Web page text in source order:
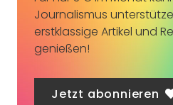
Journalismus
erstklassige Artikel und
genießen!
Jetzt abonnieren